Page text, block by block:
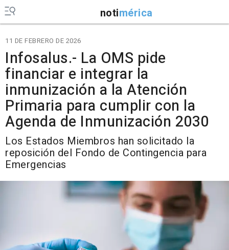
notimérica
11 DE FEBRERO DE 2026
Infosalus.- La OMS pide
financiar e integrar la
inmunización a la Atención
Primaria para cumplir con la
Agenda de Inmunización 2030
Los Estados Miembros han solicitado la
reposición del Fondo de Contingencia para
Emergencias